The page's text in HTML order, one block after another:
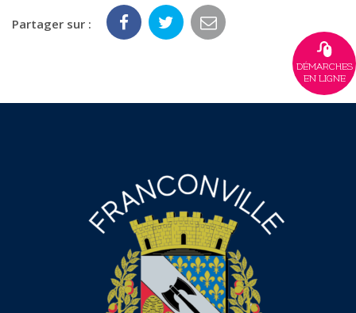
Partager sur :
DÉMARCHES
EN LIGNE